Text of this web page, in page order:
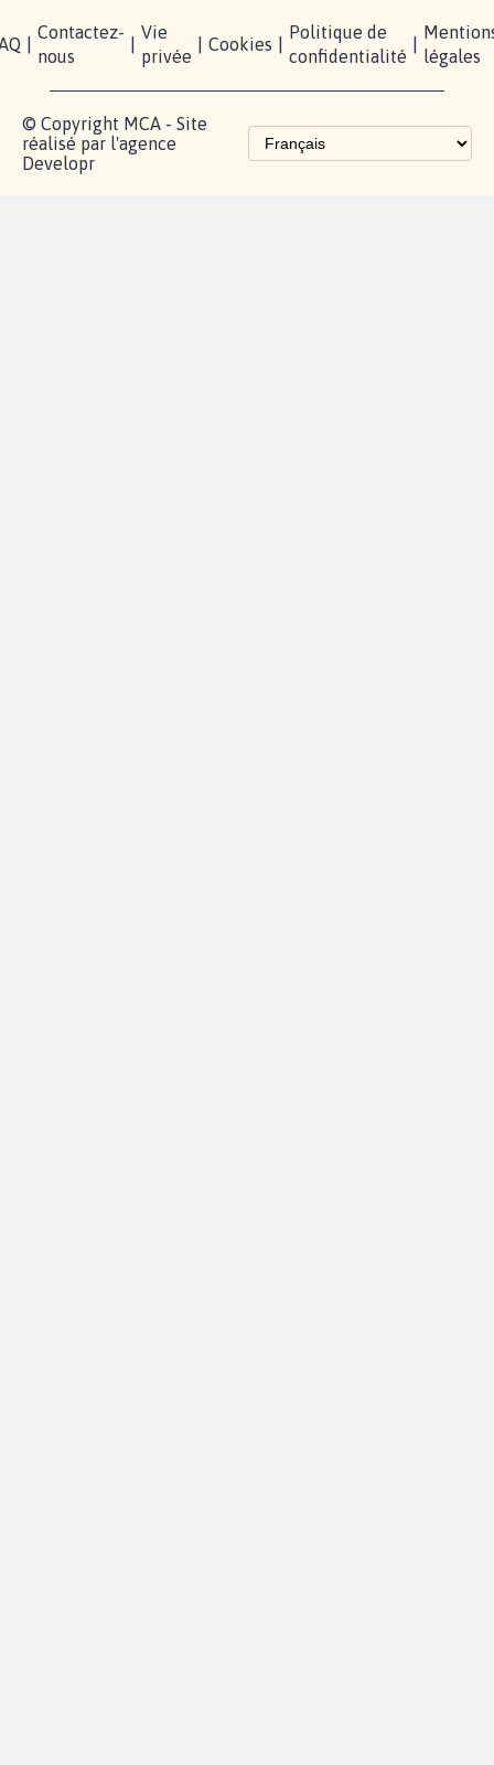
Contactez-
nous
Vie
privée
Cookies
Politique de
confidentialité
légales
© Copyright MCA - Site
réalisé par l'agence
Developr